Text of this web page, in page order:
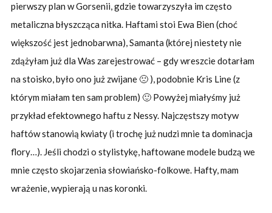
pierwszy plan w Gorsenii, gdzie towarzyszyła im często
metaliczna błyszcząca nitka. Haftami stoi Ewa Bien (choć
większość jest jednobarwna), Samanta (której niestety nie
zdążyłam już dla Was zarejestrować – gdy wreszcie dotarłam
na stoisko, było ono już zwijane 🙁 ), podobnie Kris Line (z
którym miałam ten sam problem) 🙂 Powyżej miałyśmy już
przykład efektownego haftu z Nessy. Najczęstszy motyw
haftów stanowią kwiaty (i trochę już nudzi mnie ta dominacja
flory…). Jeśli chodzi o stylistykę, haftowane modele budzą we
mnie często skojarzenia słowiańsko-folkowe. Hafty, mam
wrażenie, wypierają u nas koronki.